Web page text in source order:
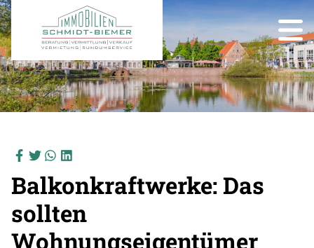
Balkonkraftwerke: Das
sollten
Wohnungseigentümer